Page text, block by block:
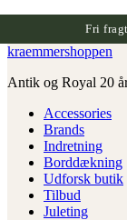
Fri
kraemmershoppen
Antik og Royal 20
Accessories
Brands
Indretning
Borddækning
Udforsk butik
Tilbud
Juleting